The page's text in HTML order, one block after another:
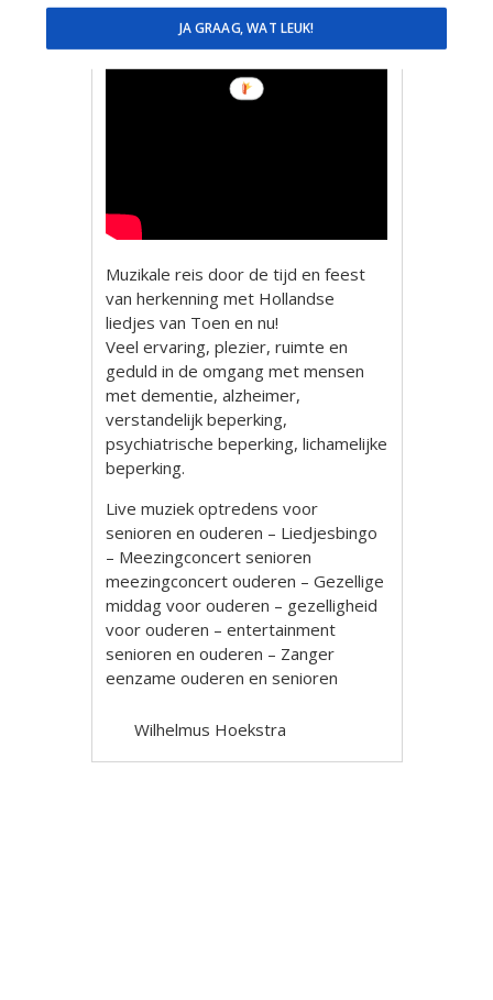
Muzikale reis door de tijd en feest
van herkenning met Hollandse
liedjes van Toen en nu!
Veel ervaring, plezier, ruimte en
geduld in de omgang met mensen
met dementie, alzheimer,
verstandelijk beperking,
psychiatrische beperking, lichamelijke
beperking.
Live muziek optredens voor
senioren en ouderen – Liedjesbingo
– Meezingconcert senioren
meezingconcert ouderen – Gezellige
middag voor ouderen – gezelligheid
voor ouderen – entertainment
senioren en ouderen – Zanger
eenzame ouderen en senioren
Wilhelmus Hoekstra
JA GRAAG, WAT LEUK!